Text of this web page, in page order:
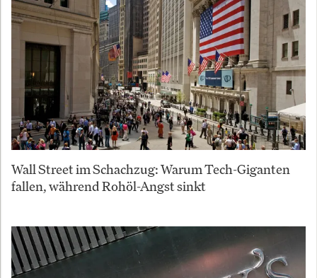
Wall Street im Schachzug: Warum Tech-Giganten
fallen, während Rohöl-Angst sinkt